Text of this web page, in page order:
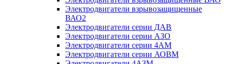
Электродвигатели взрывозащищенные
ВАО2
Электродвигатели серии ДАВ
Электродвигатели серии АЗО
Электродвигатели серии 4АМ
Электродвигатели серии АОВМ